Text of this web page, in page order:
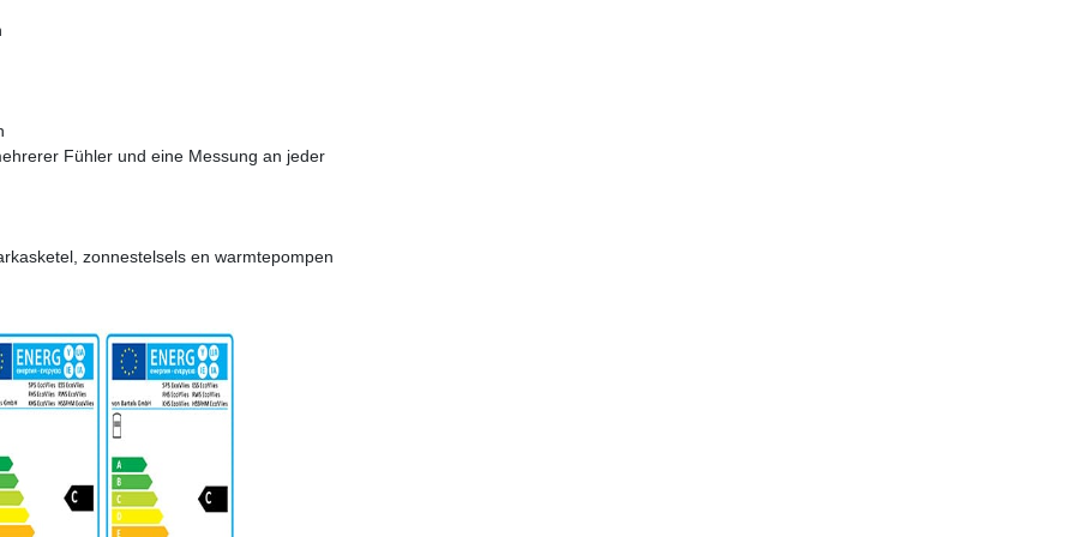
Fühler und eine Messung an jeder
zonnestelsels en warmtepompen